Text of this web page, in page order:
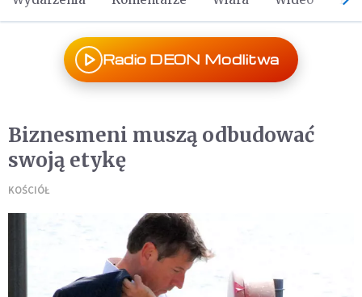
Radio DEON Modlitwa
Biznesmeni muszą odbudować
swoją etykę
KOŚCIÓŁ